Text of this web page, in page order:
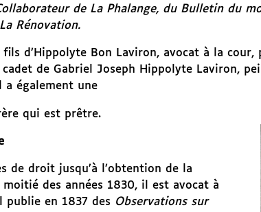
de La Phalange, du Bulletin du
La Rénovation.
d’Hippolyte Bon Laviron, avocat à la cour,
de Gabriel Joseph Hippolyte Laviron,
également une
qui est prêtre.
de droit jusqu’à l’obtention de la
moitié des années 1830, il est avocat à
publie en 1837 des Observations sur